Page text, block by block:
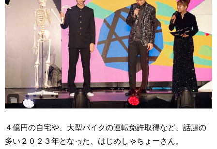
４億円の自宅や、大型バイクの運転免許取得など、話題の
多い２０２３年となった、はじめしゃちょーさん。